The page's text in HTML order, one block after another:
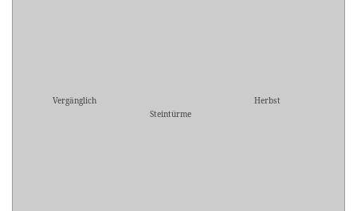
Vergänglich
Steintürme
Herbst